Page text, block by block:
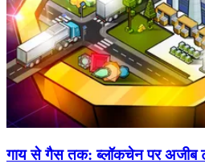
गाय से गैस तक: ब्लॉकचेन पर अजीब